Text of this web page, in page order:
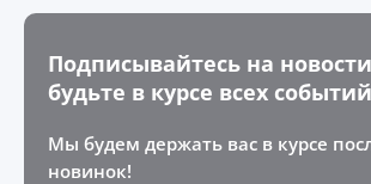
Подписывайтесь на
будьте в курсе всех
Мы будем держать вас в курсе
новинок!